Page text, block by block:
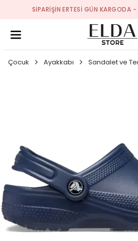
SIPARIŞIN ERTESI GÜN KARGODA
Çocuk Ayakkabı Sandalet ve